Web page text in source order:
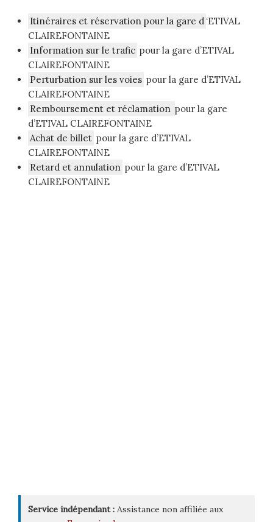
Itinéraires et réservation pour la gare d ‘ETIVAL
CLAIREFONTAINE
Information sur le trafic pour la gare d’ETIVAL
CLAIREFONTAINE
Perturbation sur les voies pour la gare d’ETIVAL
CLAIREFONTAINE
Remboursement et réclamation pour la gare
d’ETIVAL CLAIREFONTAINE
Achat de billet pour la gare d’ETIVAL
CLAIREFONTAINE
Retard et annulation pour la gare d’ETIVAL
CLAIREFONTAINE
Service indépendant : Assistance non affiliée aux